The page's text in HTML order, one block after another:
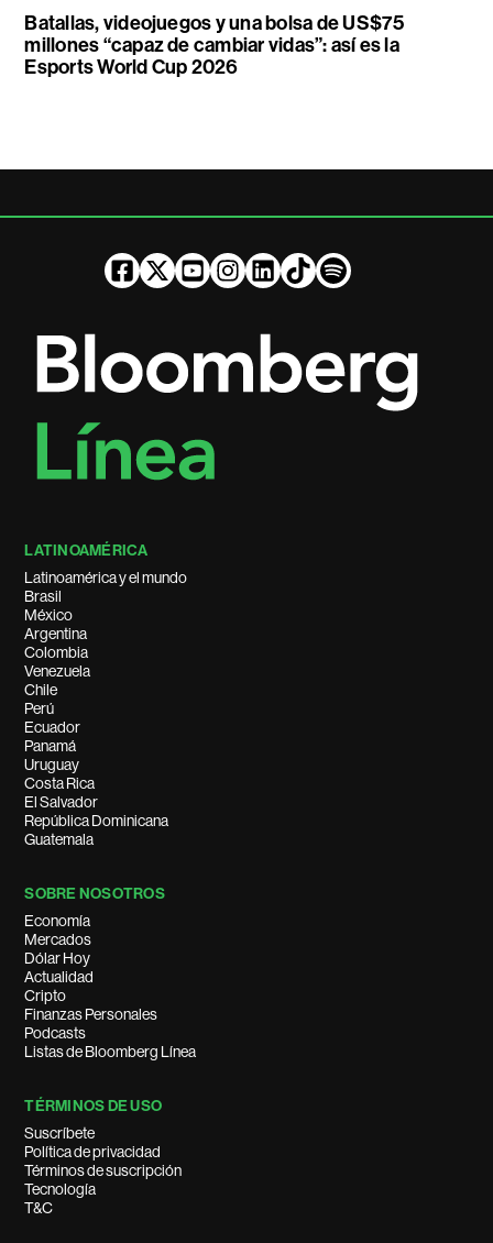
Batallas, videojuegos y una bolsa de US$75
millones “capaz de cambiar vidas”: así es la
Esports World Cup 2026
LATINOAMÉRICA
Latinoamérica y el mundo
Brasil
México
Argentina
Colombia
Venezuela
Chile
Perú
Ecuador
Panamá
Uruguay
Costa Rica
El Salvador
República Dominicana
Guatemala
SOBRE NOSOTROS
Economía
Mercados
Dólar Hoy
Actualidad
Cripto
Finanzas Personales
Podcasts
Listas de Bloomberg Línea
TÉRMINOS DE USO
Suscríbete
Política de privacidad
Términos de suscripción
Tecnología
T&C